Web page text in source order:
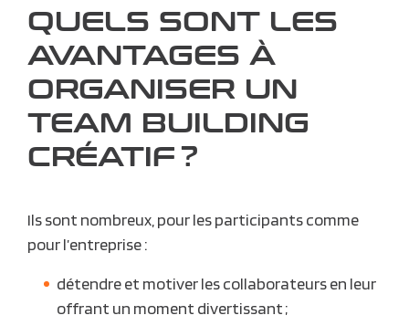
QUELS SONT LES
AVANTAGES À
ORGANISER UN
TEAM BUILDING
CRÉATIF ?
Ils sont nombreux, pour les participants comme
pour l’entreprise :
détendre et motiver les collaborateursen leur
offrant un moment divertissant ;